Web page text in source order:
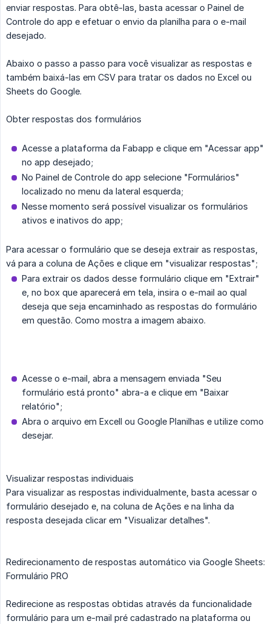
enviar respostas. Para obtê-las, basta acessar o Painel de
Controle do app e efetuar o envio da planilha para o e-mail
desejado.
Abaixo o passo a passo para você visualizar as respostas e
também baixá-las em CSV para tratar os dados no Excel ou
Sheets do Google.
Obter respostas dos formulários
Acesse a plataforma da Fabapp e clique em "Acessar app"
no app desejado;
No Painel de Controle do app selecione "Formulários"
localizado no menu da lateral esquerda;
Nesse momento será possível visualizar os formulários
ativos e inativos do app;
Para acessar o formulário que se deseja extrair as respostas,
vá para a coluna de Ações e clique em "visualizar respostas";
Para extrair os dados desse formulário clique em "Extrair"
e, no box que aparecerá em tela, insira o e-mail ao qual
deseja que seja encaminhado as respostas do formulário
em questão. Como mostra a imagem abaixo.
Acesse o e-mail, abra a mensagem enviada "Seu
formulário está pronto" abra-a e clique em "Baixar
relatório";
Abra o arquivo em Excell ou Google Planilhas e utilize como
desejar.
Visualizar respostas individuais
Para visualizar as respostas individualmente, basta acessar o
formulário desejado e, na coluna de Ações e na linha da
resposta desejada clicar em "Visualizar detalhes".
Redirecionamento de respostas automático via Google Sheets:
Formulário PRO
Redirecione as respostas obtidas através da funcionalidade
formulário para um e-mail pré cadastrado na plataforma ou